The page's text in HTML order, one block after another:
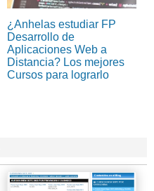
¿Anhelas estudiar FP
Desarrollo de
Aplicaciones Web a
Distancia? Los mejores
Cursos para lograrlo